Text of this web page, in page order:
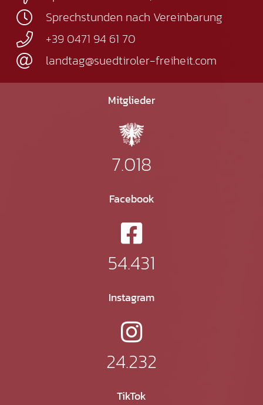
Sprechstunden nach Vereinbarung
+39 0471 94 61 70
landtag@suedtiroler-freiheit.com
Mitglieder
7.018
Facebook
54.431
Instagram
24.232
TikTok